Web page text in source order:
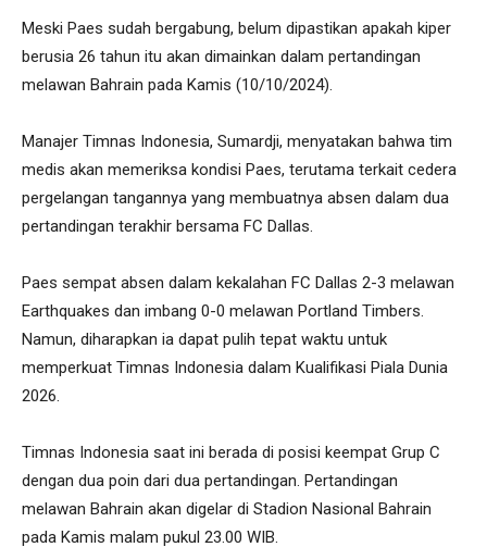
Meski Paes sudah bergabung, belum dipastikan apakah kiper
berusia 26 tahun itu akan dimainkan dalam pertandingan
melawan Bahrain pada Kamis (10/10/2024).
Manajer Timnas Indonesia, Sumardji, menyatakan bahwa tim
medis akan memeriksa kondisi Paes, terutama terkait cedera
pergelangan tangannya yang membuatnya absen dalam dua
pertandingan terakhir bersama FC Dallas.
Paes sempat absen dalam kekalahan FC Dallas 2-3 melawan
Earthquakes dan imbang 0-0 melawan Portland Timbers.
Namun, diharapkan ia dapat pulih tepat waktu untuk
memperkuat Timnas Indonesia dalam Kualifikasi Piala Dunia
2026.
Timnas Indonesia saat ini berada di posisi keempat Grup C
dengan dua poin dari dua pertandingan. Pertandingan
melawan Bahrain akan digelar di Stadion Nasional Bahrain
pada Kamis malam pukul 23.00 WIB.